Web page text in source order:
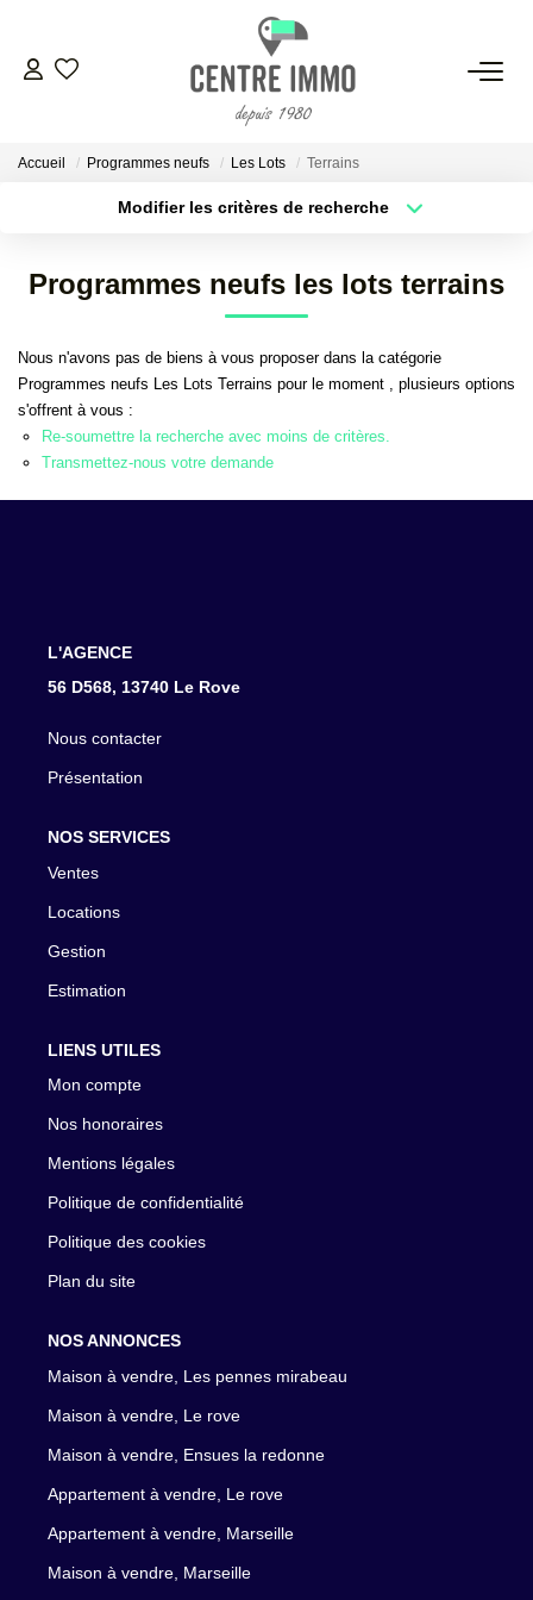
VENTES
Accueil Programmes neufs Les Lots Terrains
Modifier les critères de recherche
Surface min
Plus de critères Créer une alerte
Programmes neufs les lots terrains
Nous n'avons pas de biens à vous proposer dans la catégorie
Programmes neufs Les Lots Terrains pour le moment , plusieurs options
s'offrent à vous :
Re-soumettre la recherche avec moins de critères.
Transmettez-nous votre demande
L'AGENCE
56 D568, 13740 Le Rove
Nous contacter
Présentation
NOS SERVICES
Ventes
Locations
Gestion
Estimation
LIENS UTILES
Mon compte
Nos honoraires
Mentions légales
Politique de confidentialité
Politique des cookies
Plan du site
NOS ANNONCES
Maison à vendre, Les pennes mirabeau
Maison à vendre, Le rove
Maison à vendre, Ensues la redonne
Appartement à vendre, Le rove
Appartement à vendre, Marseille
Maison à vendre, Marseille